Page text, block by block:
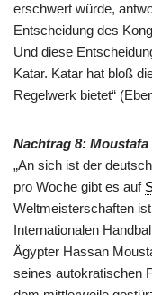
erschwert würde,
Entscheidung des
Und diese
Katar. Katar hat bloß
Regelwerk bietet“
Nachtrag 8:
„An sich ist der
pro Woche gibt es auf
Weltmeisterschaften
Internationalen
Ägypter Hassan
seines autokratischen